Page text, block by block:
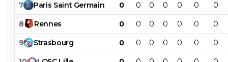
7 Paris Saint Germain 0 0 0 0 0 0 0
8 Rennes 0 0 0 0 0 0 0
9 Strasbourg 0 0 0 0 0 0 0